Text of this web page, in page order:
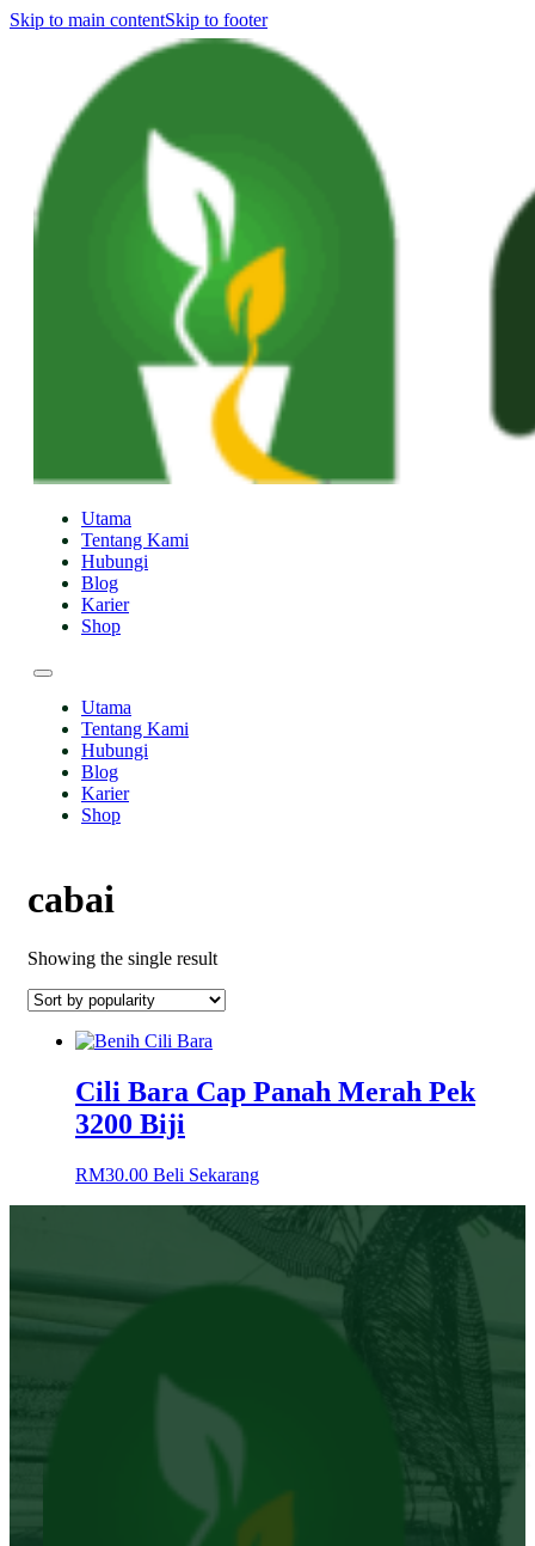
Skip to main contentSkip to footer
Utama
Tentang Kami
Hubungi
Blog
Karier
Shop
Utama
Tentang Kami
Hubungi
Blog
Karier
Shop
cabai
Showing the single result
Cili Bara Cap Panah Merah Pek
3200 Biji
RM30.00 Beli Sekarang